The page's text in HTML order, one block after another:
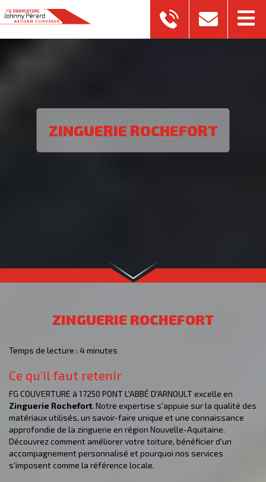
ZINGUERIE ROCHEFORT
ZINGUERIE ROCHEFORT
Temps de lecture : 4 minutes
Ce qu'il faut retenir
FG COUVERTURE à 17250 PONT L'ABBÉ D'ARNOULT excelle en
Zinguerie Rochefort. Notre expertise s'appuie sur la qualité des
matériaux utilisés, un savoir-faire unique et une connaissance
approfondie de la zinguerie en région Nouvelle-Aquitaine.
Découvrez comment améliorer votre toiture, bénéficier d'un
accompagnement personnalisé et pourquoi nos services
s'imposent comme la référence locale.